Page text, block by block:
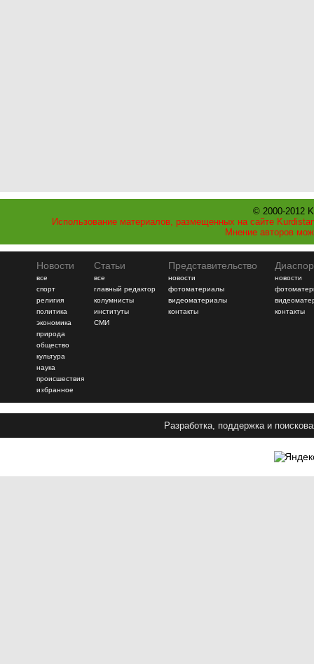
© 2000-2012
Использование материалов, размещенных на сайте
Мнение авторов
Новости
все
спорт
религия
политика
экономика
природа
общество
культура
наука
происшествия
избранное
Статьи
все
главный редактор
колумнисты
институты
СМИ
Представительство
новости
фотоматериалы
видеоматериалы
контакты
новости
контакты
Разработка, поддержка и